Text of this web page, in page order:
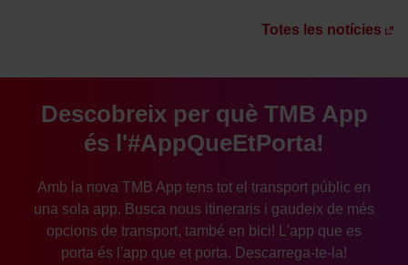
Totes les notícies
Descobreix per què TMB App
és l'#AppQueEtPorta!
Amb la nova TMB App tens tot el transport públic en
una sola app. Busca nous itineraris i gaudeix de més
opcions de transport, també en bici! L'app que es
porta és l'app que et porta. Descarrega-te-la!